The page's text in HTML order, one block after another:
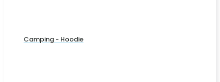
Camping - Hoodie